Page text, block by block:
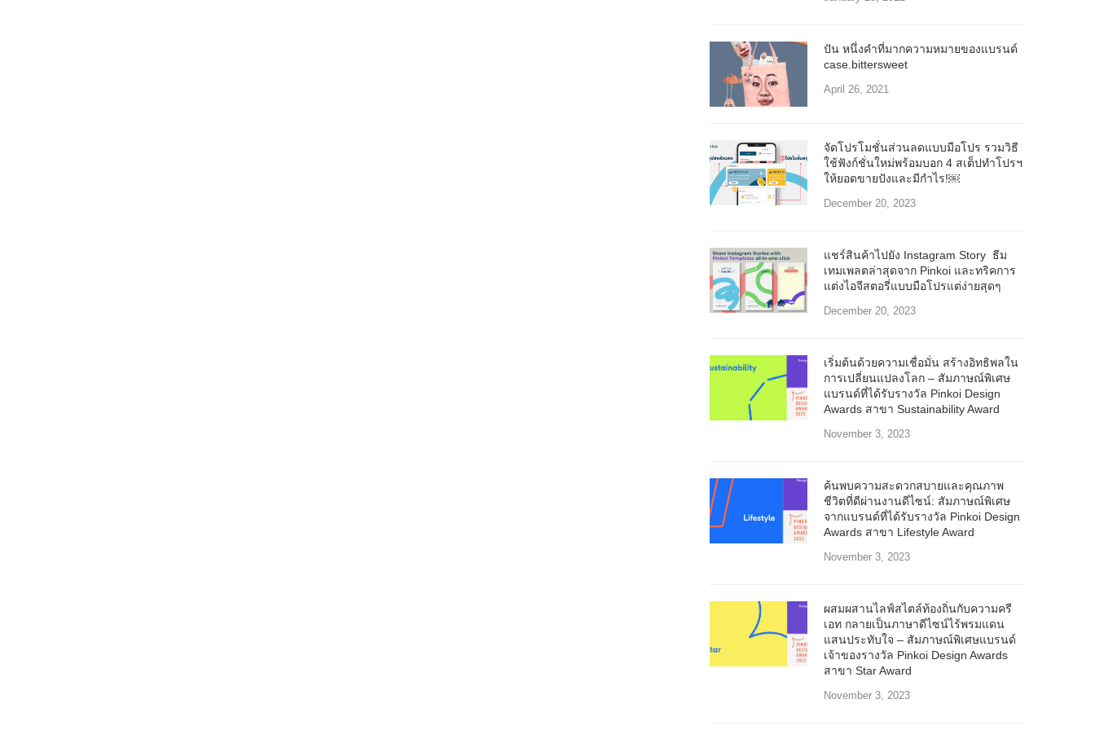
ปัน หนึ่งคำที่มากความหมายของแบรนด์
case.bittersweet
April 26, 2021
จัดโปรโมชั่นส่วนลดแบบมือโปร รวมวิธี
ใช้ฟังก์ชั่นใหม่พร้อมบอก 4 สเต็ปทำโปรฯ
ให้ยอดขายปังและมีกำไร!￼
December 20, 2023
แชร์สินค้าไปยัง Instagram Story ธีม
เทมเพลตล่าสุดจาก Pinkoi และทริคการ
แต่งไอจีสตอรี่แบบมือโปรแต่ง่ายสุดๆ
December 20, 2023
เริ่มต้นด้วยความเชื่อมั่น สร้างอิทธิพลใน
การเปลี่ยนแปลงโลก – สัมภาษณ์พิเศษ
แบรนด์ที่ได้รับรางวัล Pinkoi Design
Awards สาขา Sustainability Award
November 3, 2023
ค้นพบความสะดวกสบายและคุณภาพ
ชีวิตที่ดีผ่านงานดีไซน์: สัมภาษณ์พิเศษ
จากแบรนด์ที่ได้รับรางวัล Pinkoi Design
Awards สาขา Lifestyle Award
November 3, 2023
ผสมผสานไลฟ์สไตล์ท้องถิ่นกับความครี
เอท กลายเป็นภาษาดีไซน์ไร้พรมแดน
แสนประทับใจ – สัมภาษณ์พิเศษแบรนด์
เจ้าของรางวัล Pinkoi Design Awards
สาขา Star Award
November 3, 2023